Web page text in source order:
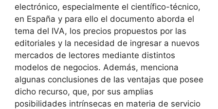
electrónico, especialmente el científico-técnico,
en España y para ello el documento aborda el
tema del IVA, los precios propuestos por las
editoriales y la necesidad de ingresar a nuevos
mercados de lectores mediante distintos
modelos de negocios. Además, menciona
algunas conclusiones de las ventajas que posee
dicho recurso, que, por sus amplias
posibilidades intrínsecas en materia de servicio